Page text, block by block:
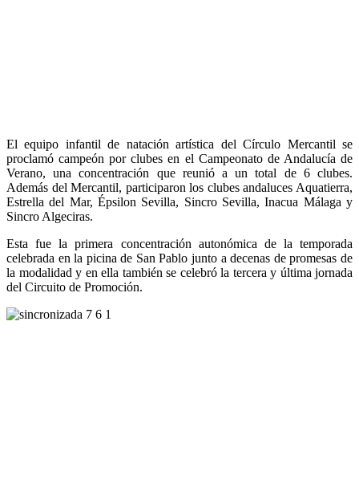
El equipo infantil de natación artística del Círculo Mercantil se
proclamó campeón por clubes en el Campeonato de Andalucía de
Verano, una concentración que reunió a un total de 6 clubes.
Además del Mercantil, participaron los clubes andaluces Aquatierra,
Estrella del Mar, Épsilon Sevilla, Sincro Sevilla, Inacua Málaga y
Sincro Algeciras.
Esta fue la primera concentración autonómica de la temporada
celebrada en la picina de San Pablo junto a decenas de promesas de
la modalidad y en ella también se celebró la tercera y última jornada
del Circuito de Promoción.